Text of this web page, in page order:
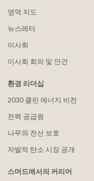
영역 지도
뉴스레터
이사회
이사회 회의 및 안건
환경 리더십
2030 클린 에너지 비전
전력 공급원
나무와 전선 보호
자발적 탄소 시장 공개
스머드에서의 커리어